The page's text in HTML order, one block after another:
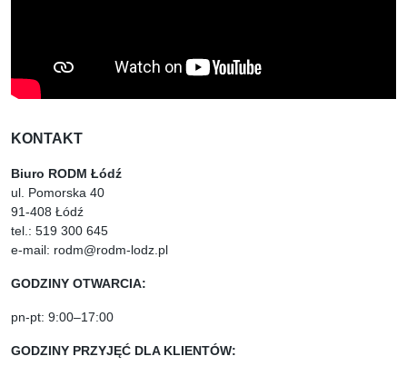
KONTAKT
Biuro RODM Łódź
ul. Pomorska 40
91-408 Łódź
tel.: 519 300 645
e-mail: rodm@rodm-lodz.pl
GODZINY OTWARCIA:
pn-pt: 9:00–17:00
GODZINY PRZYJĘĆ DLA KLIENTÓW: